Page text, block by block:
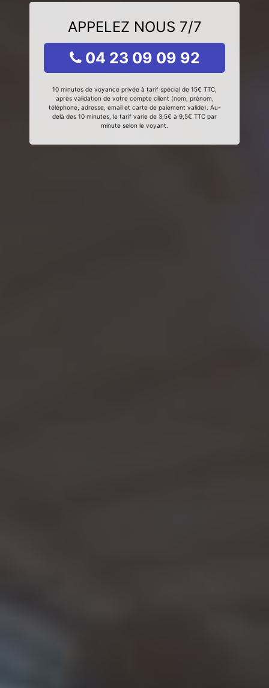
APPELEZ NOUS 7/7
04 23 09 09 92
10 minutes de voyance privée à tarif spécial de 15€ TTC,
après validation de votre compte client (nom, prénom,
téléphone, adresse, email et carte de paiement valide). Au-
delà des 10 minutes, le tarif varie de 3,5€ à 9,5€ TTC par
minute selon le voyant.